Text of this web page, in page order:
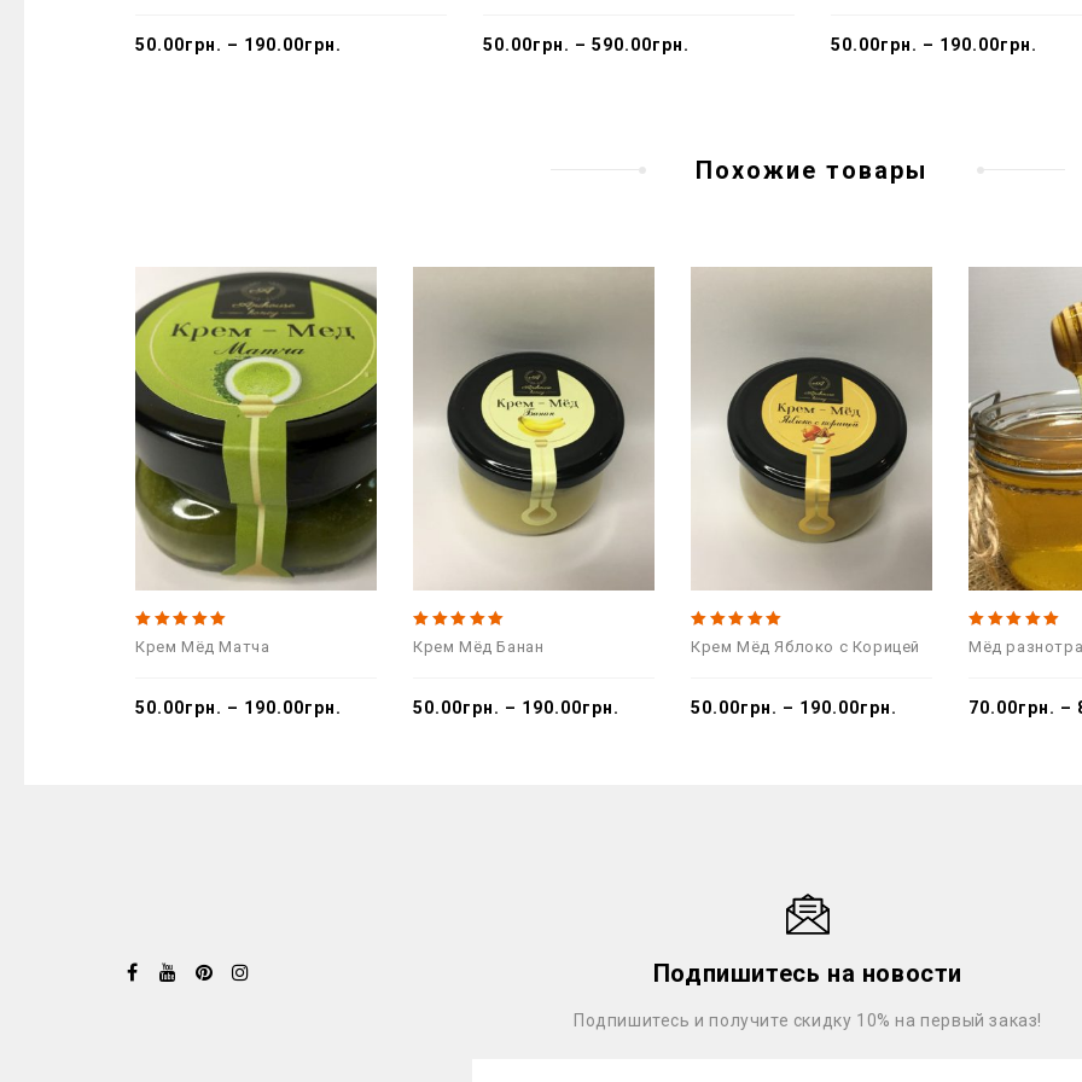
50.00грн. – 190.00грн. 50.00грн. – 590.00грн. 50.00грн. – 190.00грн.
Похожие товары
5.00
Крем Мёд Матча
50.00грн. – 190.00грн.
5.00
Крем Мёд Банан
50.00грн. – 190.00грн.
5.00
Крем Мёд Яблоко с Корицей
50.00грн. – 190.00грн.
5.00
Мёд
70.00грн. –
Подпишитесь на новости
Подпишитесь и получите скидку 10% на первый заказ!